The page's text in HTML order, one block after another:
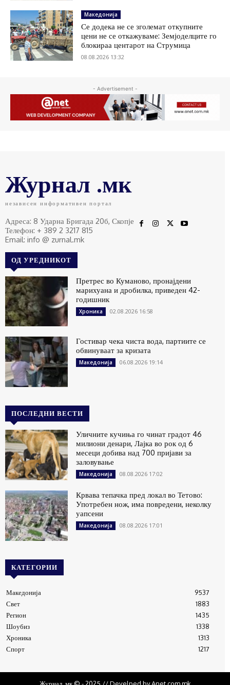
Македонија
Се додека не се зголемат откупните
цени не се откажуваме: Земјоделците го
блокираа центарот на Струмица
08.08.2026 13:32
- Advertisement -
Журнал .мк
независен информативен портал
Адреса: 8 Ударна Бригада 20б, Скопје
Телефон: + 389 2 3217 815
Email: info @ zurnal.mk
ОД УРЕДНИКОТ
Претрес во Куманово, пронајдени
марихуана и дробилка, приведен 42-
годишник
Хроника 02.08.2026 16:58
Гостивар чека чиста вода, партиите се
обвинуваат за кризата
Македонија 06.08.2026 19:14
ПОСЛЕДНИ ВЕСТИ
Уличните кучиња го чинат градот 46
милиони денари, Лајка во рок од 6
месеци добива над 700 пријави за
заловување
Македонија 08.08.2026 17:02
Крвава тепачка пред локал во Тетово:
Употребен нож, има повредени, неколку
уапсени
Македонија 08.08.2026 17:01
КАТЕГОРИИ
Македонија
9537
Свет
1883
Регион
1435
Шоубиз
1338
Хроника
1313
Спорт
1217